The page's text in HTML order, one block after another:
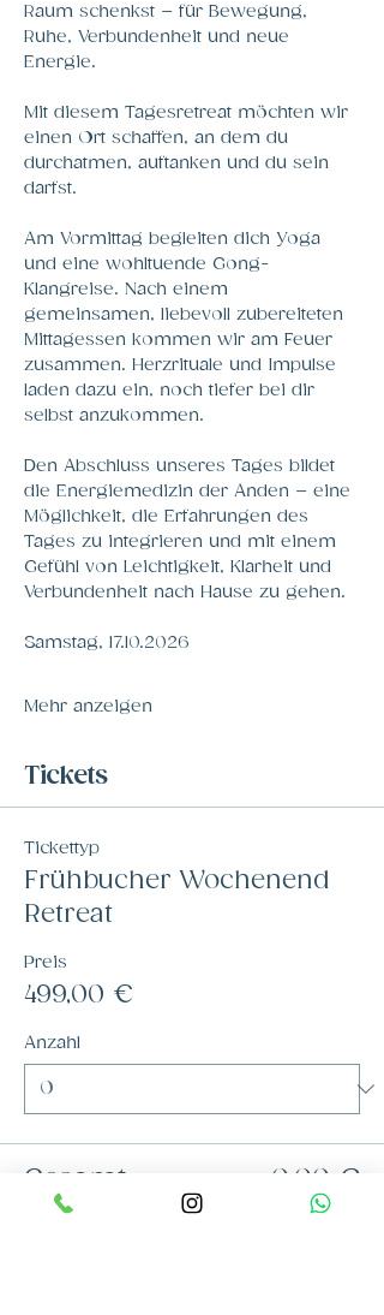
Raum schenkst – für Bewegung,
Ruhe, Verbundenheit und neue
Energie.
Mit diesem Tagesretreat möchten wir
einen Ort schaffen, an dem du
durchatmen, auftanken und du sein
darfst.
Am Vormittag begleiten dich Yoga
und eine wohltuende Gong-
Klangreise. Nach einem
gemeinsamen, liebevoll zubereiteten
Mittagessen kommen wir am Feuer
zusammen. Herzrituale und Impulse
laden dazu ein, noch tiefer bei dir
selbst anzukommen.
Den Abschluss unseres Tages bildet
die Energiemedizin der Anden – eine
Möglichkeit, die Erfahrungen des
Tages zu integrieren und mit einem
Gefühl von Leichtigkeit, Klarheit und
Verbundenheit nach Hause zu gehen.
Samstag, 17.10.2026
Mehr anzeigen
Tickets
Tickettyp
Frühbucher Wochenend
Retreat
Preis
499,00 €
Anzahl
Gesamt 0,00 €